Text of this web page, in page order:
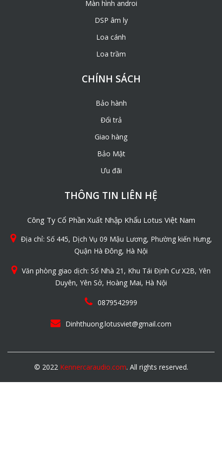
Màn hình androi
DSP âm ly
Loa cánh
Loa trầm
CHÍNH SÁCH
Bảo hành
Đổi trả
Giao hàng
Bảo Mật
Ưu đãi
THÔNG TIN LIÊN HỆ
Công Ty Cổ Phần Xuất Nhập Khẩu Lotus Việt Nam
Địa chỉ: Số 445, Dịch Vụ 09 Mậu Lương, Phường kiến Hưng,
Quận Hà Đông, Hà Nội
Văn phòng giao dịch: Số Nhà 21, Khu Tái Định Cư X2B, Yên
Duyên, Yên Sở, Hoàng Mai, Hà Nội
0879542999
Dinhthuong.lotusviet@gmail.com
© 2022 Kennercaraudio.com. All rights reserved.